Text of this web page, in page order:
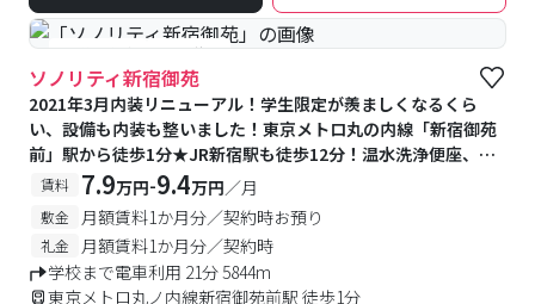
#予約受付中 #空室待ち
ソノリティ新宿御苑
2021年3月内装リニューアル！学生限定が羨ましくなるくら
い、設備も内装も整いました！東京メトロ丸の内線「新宿御苑
前」駅から徒歩1分★JR新宿駅も徒歩12分！温水洗浄便座、浴
室乾燥機、洗面化粧台、2口コンロが備え付け♪、トランクルー
ムつきで収納たっぷり♪
賃料 7.9万円-9.4万円／月
敷金 月額賃料1か月分／契約時お預り
礼金
月額賃料1か月分／契約時
学校まで電車利用 21分 5844m
東京メトロ丸ノ内線新宿御苑前駅 徒歩1分